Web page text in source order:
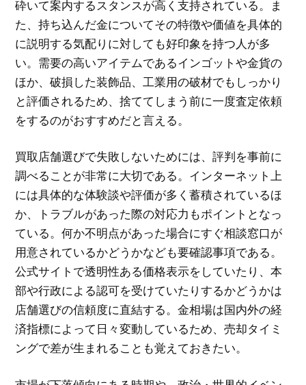
砕いて案内するスタンスが高く支持されている。ま
た、持ち込んだ金についてその特徴や価値を具体的
に説明する気配りに対しても好印象を持つ人が多
い。需要の高いアイテムであるインゴットや金貨の
ほか、破損した装飾品、工業用の破材でもしっかり
と評価されるため、捨ててしまう前に一度査定依頼
をするのがおすすめだと言える。
買取店舗選びで失敗しないためには、評判を事前に
調べることが非常に大切である。インターネット上
には具体的な体験談や評価が多く蓄積されているほ
か、トラブルがあった際の対応力もポイントとなっ
ている。何か不明点があった場合にすぐ相談窓口が
用意されているかどうかなども要確認事項である。
公式サイトで透明性ある価格表示をしていたり、本
部や行政による認可を受けていたりするかどうかは
店舗選びの信頼度に直結する。金相場は国内外の経
済指標によって日々変動しているため、売却タイミ
ングで差が生まれることも覚えておきたい。